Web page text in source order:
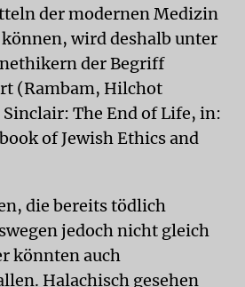
der modernen Medizin
wird deshalb unter
der Begriff
(Rambam, Hilchot
Sinclair: The End of Life, in:
of Jewish Ethics and
die bereits tödlich
jedoch nicht gleich
könnten auch
Halachisch gesehen